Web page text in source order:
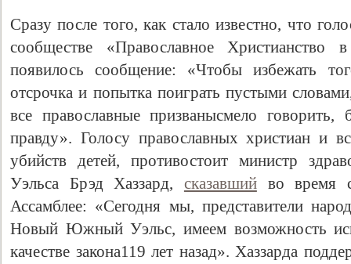
Сразу после того, как стало известно, что
сообществе «Православное
появилось сообщение: «Чтобы избежать
отсрочка и попытка поиграть пустыми
все православные призванысмело говорить,
правду». Голосу православных христиан и
убийств детей, противостоит министр
Уэльса Брэд Хаззард, сказавшийво время
Ассамблее: «Сегодня мы, представители
Новый Южный Уэльс, имеем возможность
качестве закона119 лет назад». Хаззарда